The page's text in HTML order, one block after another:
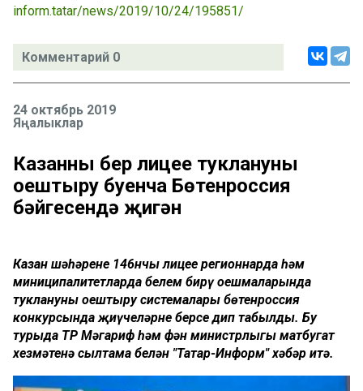
inform.tatar/news/2019/10/24/195851/
Комментарий 0
24 октябрь 2019
Яңалыклар
Казанның бер лицее туклануны
оештыру буенча Бөтенроссия
бәйгесендә җиңгән
Казан шәһәренең 146нчы лицее регионнарда һәм
миниципалитетларда белем бирү оешмаларында
туклануны оештыру системалары бөтенроссия
конкурсында җиңүчеләрнең берсе дип табылды. Бу
турыда ТР Мәгариф һәм фән министрлыгы матбугат
хезмәтенә сылтама белән "Татар-Информ" хәбәр итә.